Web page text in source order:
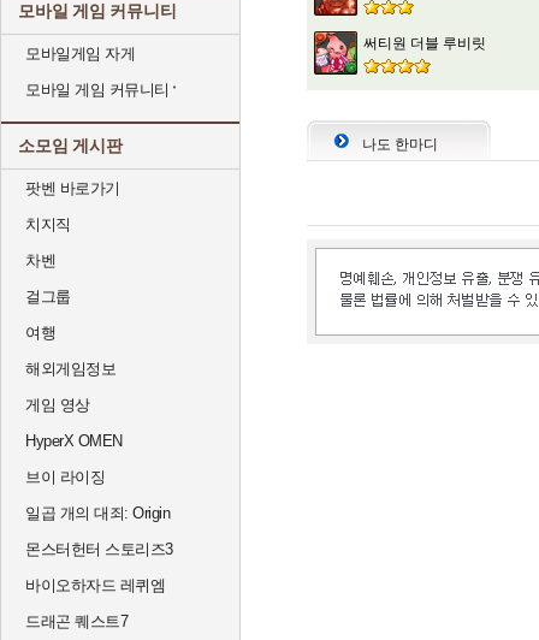
모바일 게임 커뮤니티
모바일게임 자게
모바일 게임 커뮤니티
소모임 게시판
팟벤 바로가기
치지직
차벤
걸그룹
여행
해외게임정보
게임 영상
HyperX OMEN
브이 라이징
일곱 개의 대죄: Origin
몬스터헌터 스토리즈3
바이오하자드 레퀴엠
드래곤 퀘스트7
써티원 더블 루비릿
나도 한마디